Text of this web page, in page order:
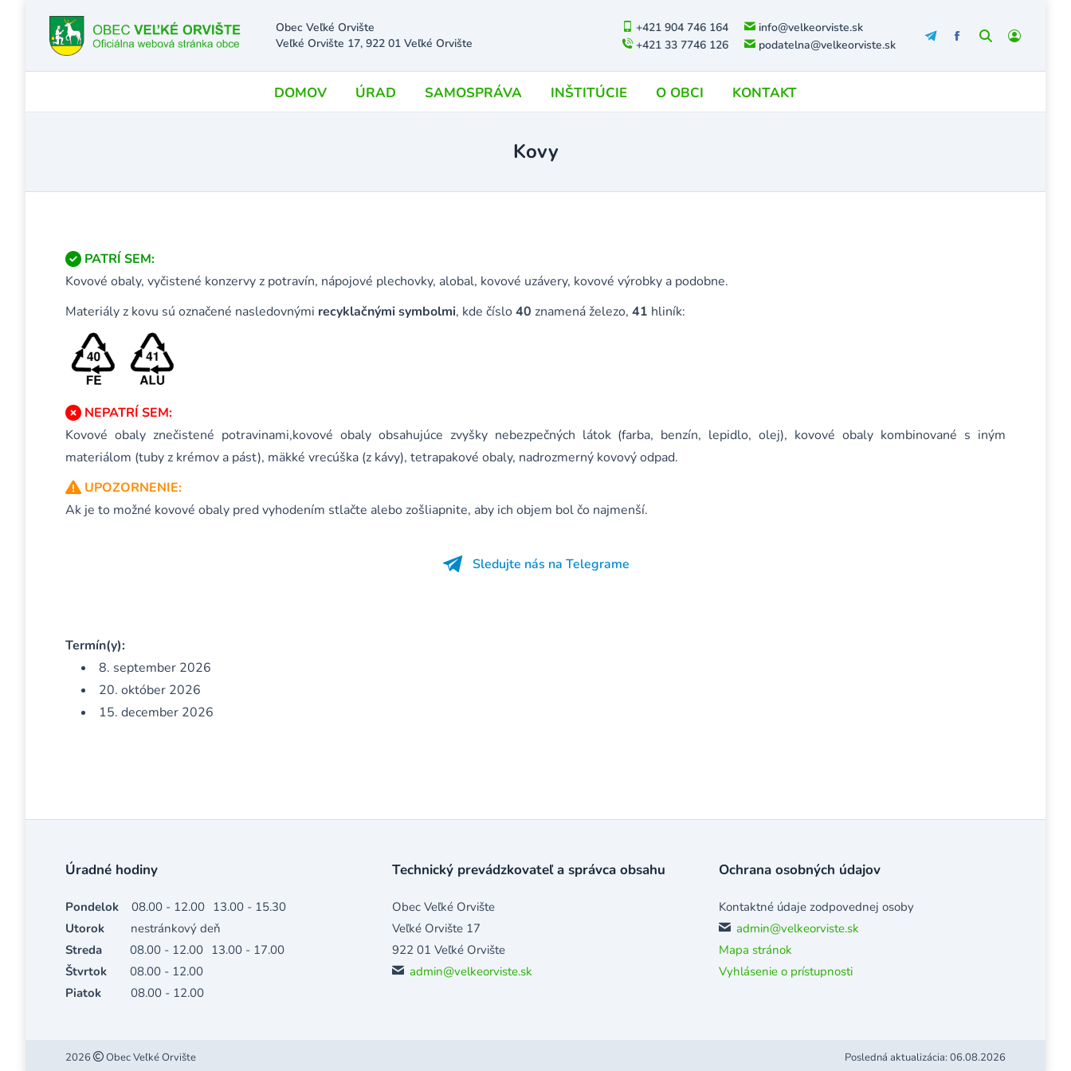
Obec Veľké Orvište
Veľké Orvište 17, 922 01 Veľké Orvište
+421 904 746 164
+421 33 7746 126
info@velkeorviste.sk
podatelna@velkeorviste.sk
Search:
DOMOV ÚRAD SAMOSPRÁVA INŠTITÚCIE O OBCI KONTAKT
Kovy
PATRÍ SEM:
Kovové obaly, vyčistené konzervy z potravín, nápojové plechovky, alobal, kovové uzávery, kovové výrobky a podobne.
Materiály z kovu sú označené nasledovnými recyklačnými symbolmi, kde číslo40 znamená železo, 41 hliník:
NEPATRÍ SEM:
Kovové obaly znečistené potravinami,kovové obaly obsahujúce zvyšky nebezpečných látok (farba, benzín, lepidlo, olej), kovové obaly kombinované s iným
materiálom (tuby z krémov a pást), mäkké vrecúška (z kávy), tetrapakové obaly, nadrozmerný kovový odpad.
UPOZORNENIE:
Ak je to možné kovové obaly pred vyhodením stlačte alebo zošliapnite, aby ich objem bol čo najmenší.
Sledujte nás na Telegrame
Termín(y):
8. september 2026
20. október 2026
15. december 2026
Úradné hodiny
Pondelok 08.00 - 12.00 13.00 - 15.30
Utorok
nestránkový deň
Streda
08.00 - 12.00 13.00 - 17.00
Štvrtok
08.00 - 12.00
Piatok
08.00 - 12.00
Technický prevádzkovateľ a správca obsahu
Obec Veľké Orvište
Veľké Orvište 17
922 01 Veľké Orvište
admin@velkeorviste.sk
Ochrana osobných údajov
Kontaktné údaje zodpovednej osoby
admin@velkeorviste.sk
Mapa stránok
Vyhlásenie o prístupnosti
2026 Obec Veľké Orvište Posledná aktualizácia: 06.08.2026